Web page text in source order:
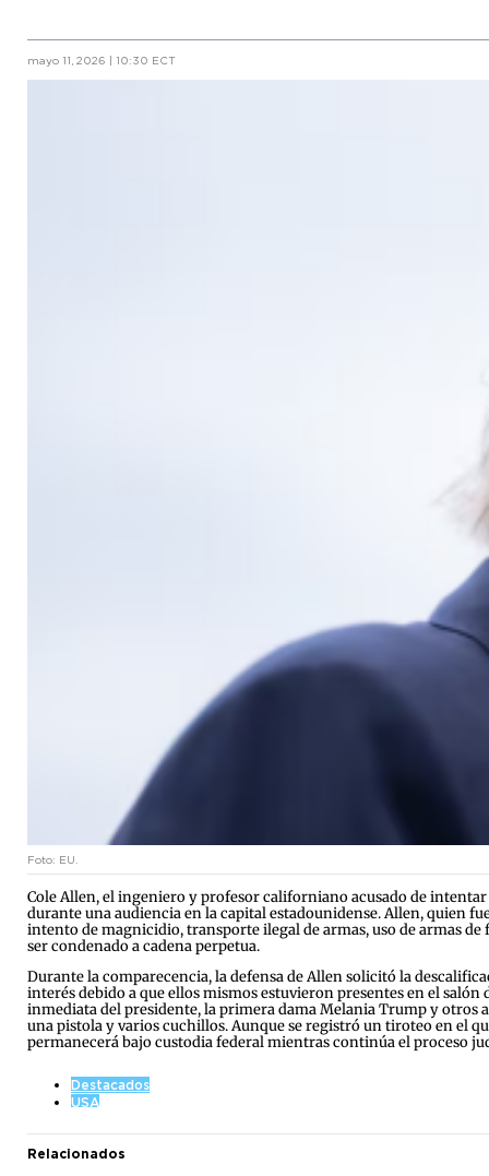
mayo 11, 2026 | 10:30 ECT
Foto: EU.
Cole Allen, el ingeniero y profesor californiano acusado de
durante una audiencia en la capital estadounidense. Allen, quien
intento de magnicidio, transporte ilegal de armas, uso de armas
ser condenado a cadena perpetua.
Durante la comparecencia, la defensa de Allen solicitó la
interés debido a que ellos mismos estuvieron presentes en el
inmediata del presidente, la primera dama Melania Trump y otros
una pistola y varios cuchillos. Aunque se registró un tiroteo en el
permanecerá bajo custodia federal mientras continúa el proceso
Destacados
USA
Relacionados